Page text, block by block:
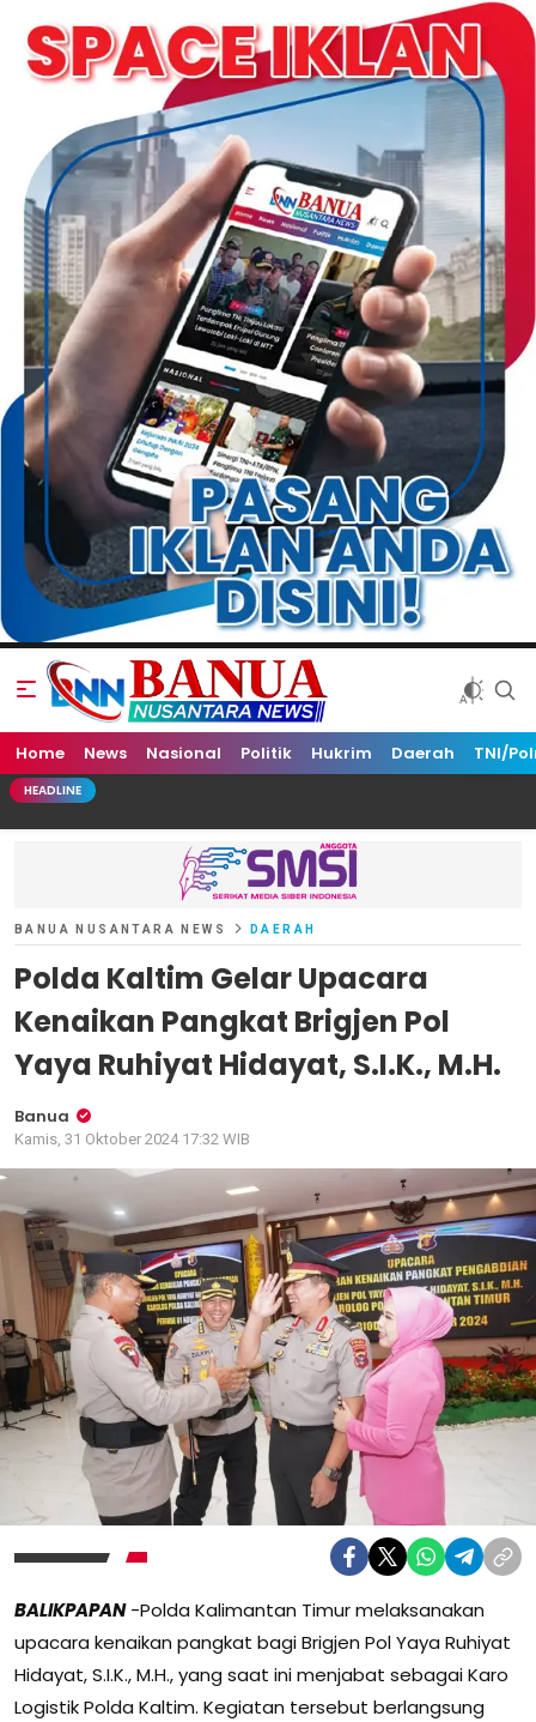
Banua Nusantara News
Home News Nasional Politik Hukrim Daerah TNI/
HEADLINE
BANUA NUSANTARA NEWS DAERAH
Polda Kaltim Gelar Upacara
Kenaikan Pangkat Brigjen Pol
Yaya Ruhiyat Hidayat, S.I.K., M.H.
Banua
Kamis, 31 Oktober 2024 17:32 WIB
BALIKPAPAN-Polda Kalimantan Timur melaksanakan
upacara kenaikan pangkat bagi Brigjen Pol Yaya Ruhiyat
Hidayat, S.I.K., M.H., yang saat ini menjabat sebagai Karo
Logistik Polda Kaltim. Kegiatan tersebut berlangsung